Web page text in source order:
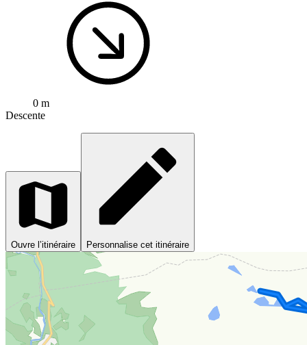
0 m
Descente
Ouvre l’itinéraire Personnalise cet itinéraire